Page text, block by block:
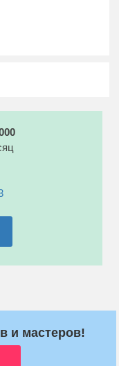
и мастеров!